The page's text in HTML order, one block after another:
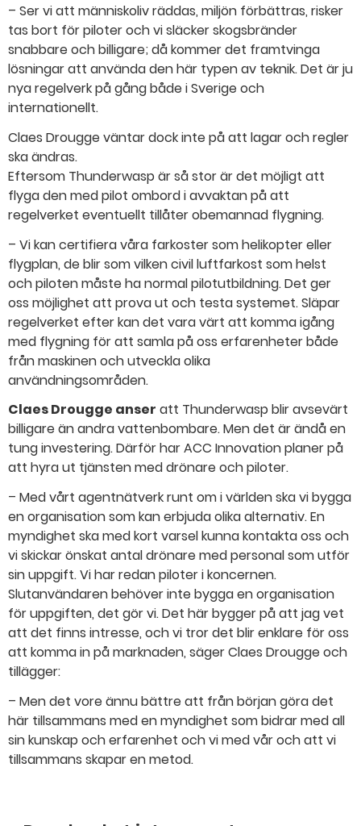
– Ser vi att människoliv räddas, miljön förbättras, risker
tas bort för piloter och vi släcker skogsbränder
snabbare och billigare; då kommer det framtvinga
lösningar att använda den här typen av teknik. Det är ju
nya regelverk på gång både i Sverige och
internationellt.
Claes Drougge väntar dock inte på att lagar och regler
ska ändras.
Eftersom Thunderwasp är så stor är det möjligt att
flyga den med pilot ombord i avvaktan på att
regelverket eventuellt tillåter obemannad flygning.
– Vi kan certifiera våra farkoster som helikopter eller
flygplan, de blir som vilken civil luftfarkost som helst
och piloten måste ha normal pilotutbildning. Det ger
oss möjlighet att prova ut och testa systemet. Släpar
regelverket efter kan det vara värt att komma igång
med flygning för att samla på oss erfarenheter både
från maskinen och utveckla olika
användningsområden.
Claes Drougge anser att Thunderwasp blir avsevärt
billigare än andra vattenbombare. Men det är ändå en
tung investering. Därför har ACC Innovation planer på
att hyra ut tjänsten med drönare och piloter.
– Med vårt agentnätverk runt om i världen ska vi bygga
en organisation som kan erbjuda olika alternativ. En
myndighet ska med kort varsel kunna kontakta oss och
vi skickar önskat antal drönare med personal som utför
sin uppgift. Vi har redan piloter i koncernen.
Slutanvändaren behöver inte bygga en organisation
för uppgiften, det gör vi. Det här bygger på att jag vet
att det finns intresse, och vi tror det blir enklare för oss
att komma in på marknaden, säger Claes Drougge och
tillägger:
– Men det vore ännu bättre att från början göra det
här tillsammans med en myndighet som bidrar med all
sin kunskap och erfarenhet och vi med vår och att vi
tillsammans skapar en metod.